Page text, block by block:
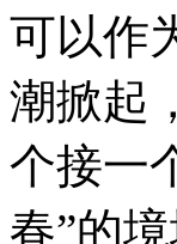
可以作
潮掀起
个接一
春”的